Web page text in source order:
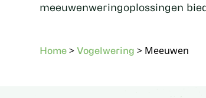
meeuwenweringoplossingen
Home >Vogelwering > Meeuwen